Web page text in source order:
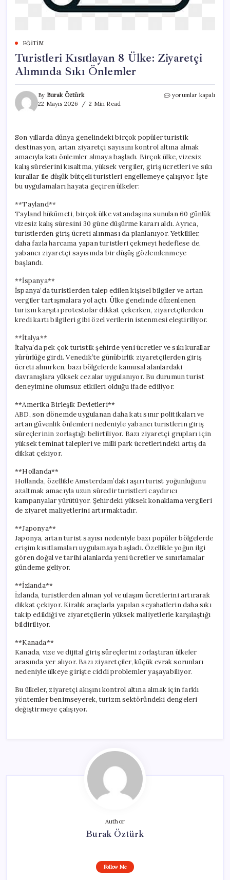
EĞITIM
Turistleri Kısıtlayan 8 Ülke: Ziyaretçi
Alımında Sıkı Önlemler
By Burak Öztürk
22 Mayıs 2026
2 Min Read
Turistleri
Alımında
Sıkı
Önlemler
için
yorumlar kapalı
Son yıllarda dünya genelindeki birçok popüler turistik
destinasyon, artan ziyaretçi sayısını kontrol altına almak
amacıyla katı önlemler almaya başladı. Birçok ülke, vizesiz
kalış sürelerini kısaltma, yüksek vergiler, giriş ücretleri ve sıkı
kurallar ile düşük bütçeli turistleri engellemeye çalışıyor. İşte
bu uygulamaları hayata geçiren ülkeler:
**Tayland**
Tayland hükümeti, birçok ülke vatandaşına sunulan 60 günlük
vizesiz kalış süresini 30 güne düşürme kararı aldı. Ayrıca,
turistlerden giriş ücreti alınması da planlanıyor. Yetkililer,
daha fazla harcama yapan turistleri çekmeyi hedeflese de,
yabancı ziyaretçi sayısında bir düşüş gözlemlenmeye
başlandı.
**İspanya**
İspanya’da turistlerden talep edilen kişisel bilgiler ve artan
vergiler tartışmalara yol açtı. Ülke genelinde düzenlenen
turizm karşıtı protestolar dikkat çekerken, ziyaretçilerden
kredi kartı bilgileri gibi özel verilerin istenmesi eleştiriliyor.
**İtalya**
İtalya’da pek çok turistik şehirde yeni ücretler ve sıkı kurallar
yürürlüğe girdi. Venedik’te günübirlik ziyaretçilerden giriş
ücreti alınırken, bazı bölgelerde kamusal alanlardaki
davranışlara yüksek cezalar uygulanıyor. Bu durumun turist
deneyimine olumsuz etkileri olduğu ifade ediliyor.
**Amerika Birleşik Devletleri**
ABD, son dönemde uygulanan daha katı sınır politikaları ve
artan güvenlik önlemleri nedeniyle yabancı turistlerin giriş
süreçlerinin zorlaştığı belirtiliyor. Bazı ziyaretçi grupları için
yüksek teminat talepleri ve milli park ücretlerindeki artış da
dikkat çekiyor.
**Hollanda**
Hollanda, özellikle Amsterdam’daki aşırı turist yoğunluğunu
azaltmak amacıyla uzun süredir turistleri caydırıcı
kampanyalar yürütüyor. Şehirdeki yüksek konaklama vergileri
de ziyaret maliyetlerini artırmaktadır.
**Japonya**
Japonya, artan turist sayısı nedeniyle bazı popüler bölgelerde
erişim kısıtlamaları uygulamaya başladı. Özellikle yoğun ilgi
gören doğal ve tarihi alanlarda yeni ücretler ve sınırlamalar
gündeme geliyor.
**İzlanda**
İzlanda, turistlerden alınan yol ve ulaşım ücretlerini artırarak
dikkat çekiyor. Kiralık araçlarla yapılan seyahatlerin daha sıkı
takip edildiği ve ziyaretçilerin yüksek maliyetlerle karşılaştığı
bildiriliyor.
**Kanada**
Kanada, vize ve dijital giriş süreçlerini zorlaştıran ülkeler
arasında yer alıyor. Bazı ziyaretçiler, küçük evrak sorunları
nedeniyle ülkeye girişte ciddi problemler yaşayabiliyor.
Bu ülkeler, ziyaretçi akışını kontrol altına almak için farklı
yöntemler benimseyerek, turizm sektöründeki dengeleri
değiştirmeye çalışıyor.
Author
Burak Öztürk
Follow Me